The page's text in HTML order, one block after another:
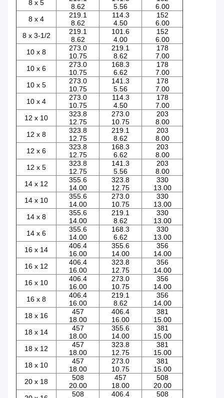
8 x 5
8.62
5.56
6.00
8 x 4
219.1
8.62
114.3
4.50
152
6.00
8 x 3-1/2
219.1
8.62
101.6
4.00
152
6.00
10 x 8
273.0
10.75
219.1
8.62
178
7.00
10 x 6
273.0
10.75
168.3
6.62
178
7.00
10 x 5
273.0
10.75
141.3
5.56
178
7.00
10 x 4
273.0
10.75
114.3
4.50
178
7.00
12 x 10
323.8
12.75
273.0
10.75
203
8.00
12 x 8
323.8
12.75
219.1
8.62
203
8.00
12 x 6
323.8
12.75
168.3
6.62
203
8.00
12 x 5
323.8
12.75
141.3
5.56
203
8.00
14 x 12
355.6
14.00
323.8
12.75
330
13.00
14 x 10
355.6
14.00
273.0
10.75
330
13.00
14 x 8
355.6
14.00
219.1
8.62
330
13.00
14 x 6
355.6
14.00
168.3
6.62
330
13.00
16 x 14
406.4
16.00
355.6
14.00
356
14.00
16 x 12
406.4
16.00
323.8
12.75
356
14.00
16 x 10
406.4
16.00
273.0
10.75
356
14.00
16 x 8
406.4
16.00
219.1
8.62
356
14.00
18 x 16
457
18.00
406.4
16.00
381
15.00
18 x 14
457
18.00
355.6
14.00
381
15.00
18 x 12
457
18.00
323.8
12.75
381
15.00
18 x 10
457
18.00
273.0
10.75
381
15.00
20 x 18
508
20.00
457
18.00
508
20.00
508
406.4
508